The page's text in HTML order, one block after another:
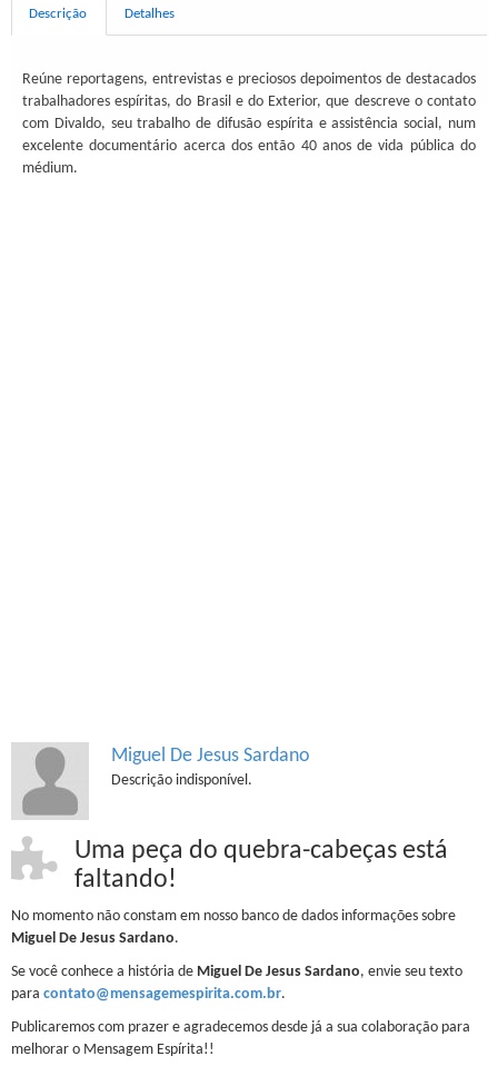
Descrição Detalhes
Reúne reportagens, entrevistas e preciosos depoimentos de destacados
trabalhadores espíritas, do Brasil e do Exterior, que descreve o contato
com Divaldo, seu trabalho de difusão espírita e assistência social, num
excelente documentário acerca dos então 40 anos de vida pública do
médium.
Miguel De Jesus Sardano
Descrição indisponível.
Uma peça do quebra-cabeças está
faltando!
No momento não constam em nosso banco de dados informações sobre
Miguel De Jesus Sardano.
Se você conhece a história de Miguel De Jesus Sardano, envie seu texto
para contato@mensagemespirita.com.br.
Publicaremos com prazer e agradecemos desde já a sua colaboração para
melhorar o Mensagem Espírita!!